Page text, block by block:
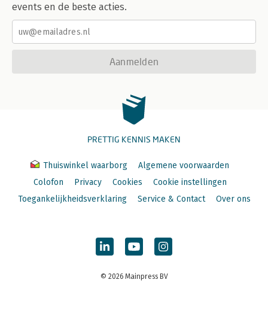
events en de beste acties.
Aanmelden
PRETTIG KENNIS MAKEN
Thuiswinkel waarborg
Algemene voorwaarden
Colofon
Privacy Cookies
Cookie instellingen
Toegankelijkheidsverklaring
Service & Contact Over ons
© 2026 Mainpress BV